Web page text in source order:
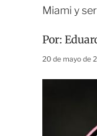
Miami y
Por:
20 de mayo de